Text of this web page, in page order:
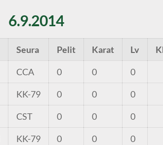
6.9.2014
Seura Pelit Karat Lv
CCA 0 0 0
KK-79 0 0 0
CST 0 0 0
KK-79 0 0 0